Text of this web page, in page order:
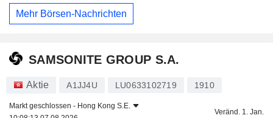
Mehr Börsen-Nachrichten
SAMSONITE GROUP S.A.
Aktie A1JJ4U LU0633102719 1910
Markt geschlossen - Hong Kong S.E.
Veränd. 1. Jan.